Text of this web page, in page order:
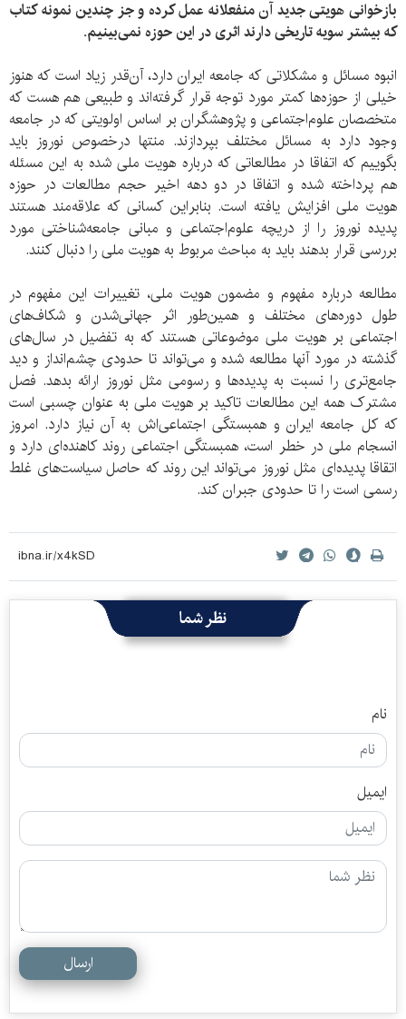
بازخوانی هویتی جدید آن منفعلانه عمل کرده و جز چندین نمونه کتاب
که بیشتر سویه تاریخی دارند اثری در این حوزه نمی‌بینیم.
انبوه مسائل و مشکلاتی که جامعه ایران دارد، آن‌قدر زیاد است که هنوز
خیلی از حوزه‌ها کمتر مورد توجه قرار گرفته‌اند و طبیعی هم هست که
متخصصان علوم‌اجتماعی و پژوهشگران بر اساس اولویتی که در جامعه
وجود دارد به مسائل مختلف بپردازند. منتها درخصوص نوروز باید
بگوییم که اتفاقا در مطالعاتی که درباره هویت ملی شده به این مسئله
هم پرداخته شده و اتفاقا در دو دهه اخیر حجم مطالعات در حوزه
هویت ملی افزایش یافته است. بنابراین کسانی که علاقه‌مند هستند
پدیده نوروز را از دریچه علوم‌اجتماعی و مبانی جامعه‌شناختی مورد
بررسی قرار بدهند باید به مباحث مربوط به هویت ملی را دنبال کنند.
مطالعه درباره مفهوم و مضمون هویت ملی، تغییرات این مفهوم در
طول دوره‌های مختلف و همین‌طور اثر جهانی‌شدن و شکاف‌های
اجتماعی بر هویت ملی موضوعاتی هستند که به تفضیل در سال‌های
گذشته در مورد آنها مطالعه شده و می‌تواند تا حدودی چشم‌انداز و دید
جامع‌تری را نسبت به پدیده‌ها و رسومی مثل نوروز ارائه بدهد. فصل
مشترک همه این مطالعات تاکید بر هویت ملی به عنوان چسبی است
که کل جامعه ایران و همبستگی اجتماعی‌اش به آن نیاز دارد. امروز
انسجام ملی در خطر است، همبستگی اجتماعی روند کاهنده‌ای دارد و
اتقاقا پدیده‌ای مثل نوروز می‌تواند این روند که حاصل سیاست‌های غلط
رسمی است را تا حدودی جبران کند.
نظر شما
نام
ایمیل
ارسال